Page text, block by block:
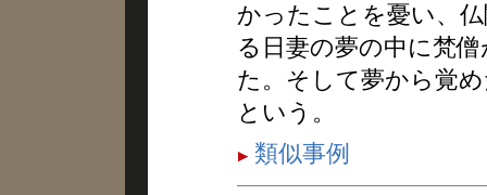
かったことを憂い、
る日妻の夢の中に梵
た。そして夢から覚
という。
類似事例